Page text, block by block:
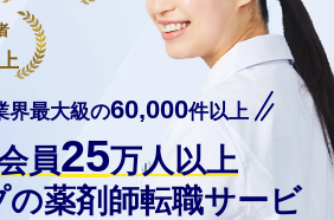
界最大級の60,000件以上
員25万人以上
の薬剤師転職サービ